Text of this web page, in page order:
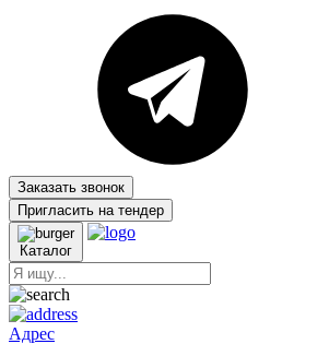
Заказать звонок
Пригласить на тендер
Каталог
Адрес